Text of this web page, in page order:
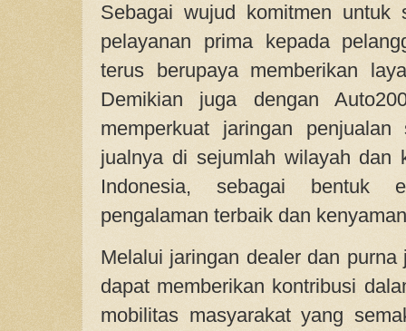
Sebagai wujud komitmen untuk
pelayanan prima kepada
terus berupaya memberikan
Demikian juga dengan
memperkuat jaringan
jualnya di sejumlah wilayah dan
Indonesia, sebagai bentuk
pengalaman terbaik dan
Melalui jaringan dealer dan
dapat memberikan kontribusi
mobilitas masyarakat yang